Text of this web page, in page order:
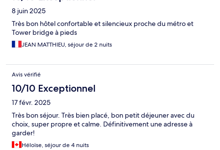
8 juin 2025
Très bon hôtel confortable et silencieux proche du métro et
Tower bridge à pieds
JEAN MATTHIEU, séjour de 2 nuits
Avis vérifié
10/10 Exceptionnel
17 févr. 2025
Très bon séjour. Très bien placé, bon petit déjeuner avec du
choix, super propre et calme. Définitivement une adresse à
garder!
Héloïse, séjour de 4 nuits